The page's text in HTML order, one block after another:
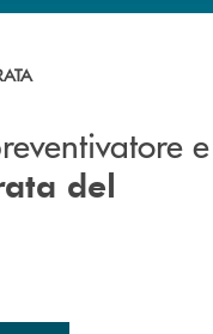
e calcola la rata
e
del